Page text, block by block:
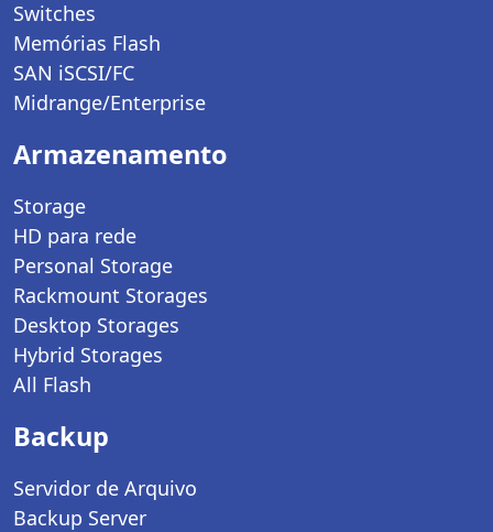
Switches
Memórias Flash
SAN iSCSI/FC
Midrange/Enterprise
Armazenamento
Storage
HD para rede
Personal Storage
Rackmount Storages
Desktop Storages
Hybrid Storages
All Flash
Backup
Servidor de Arquivo
Backup Server